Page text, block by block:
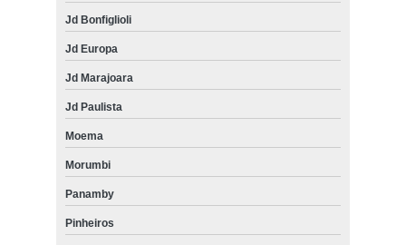
Jd Bonfiglioli
Jd Europa
Jd Marajoara
Jd Paulista
Moema
Morumbi
Panamby
Pinheiros